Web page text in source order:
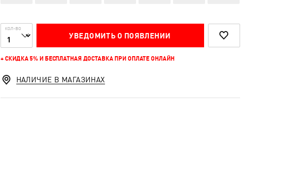
КОЛ-ВО
УВЕДОМИТЬ О ПОЯВЛЕНИИ
+ СКИДКА 5% И БЕСПЛАТНАЯ ДОСТАВКА ПРИ ОПЛАТЕ ОНЛАЙН
НАЛИЧИЕ В МАГАЗИНАХ